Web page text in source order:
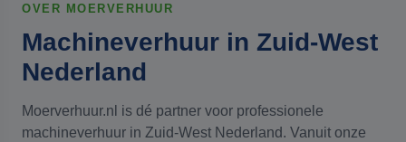
OVER MOERVERHUUR
Machineverhuur in Zuid-West
Nederland
Moerverhuur.nl is dé partner voor professionele
machineverhuur in Zuid-West Nederland. Vanuit onze